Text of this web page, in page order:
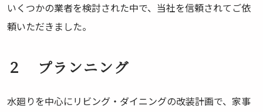
いくつかの業者を検討された中で、当社を信頼されてご依
頼いただきました。
２ プランニング
水廻りを中心にリビング・ダイニングの改装計画で、家事